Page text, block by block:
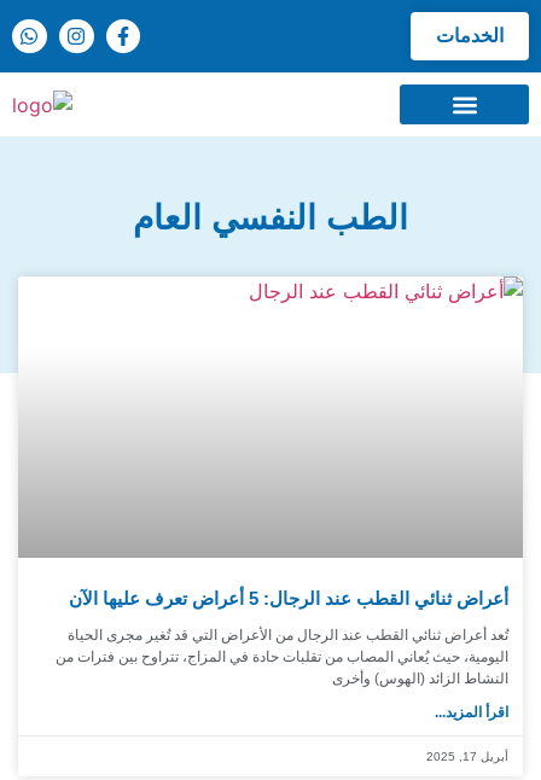
الخدمات
الطب النفسي العام
أعراض ثنائي القطب عند الرجال: 5 أعراض تعرف عليها الآن
تُعد أعراض ثنائي القطب عند الرجال من الأعراض التي قد تُغير مجرى الحياة
اليومية، حيث يُعاني المصاب من تقلبات حادة في المزاج، تتراوح بين فترات من
النشاط الزائد (الهوس) وأخرى
اقرأ المزيد...
أبريل 17, 2025